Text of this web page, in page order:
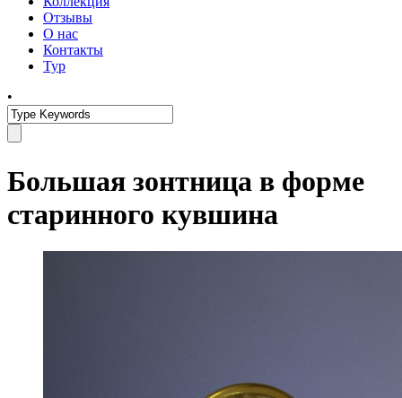
Отзывы
О нас
Контакты
Тур
•
Большая зонтница в форме
старинного кувшина